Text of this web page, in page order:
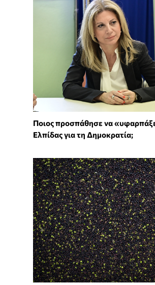
Ποιος προσπάθησε να
Ελπίδας για τη Δημοκρατία;